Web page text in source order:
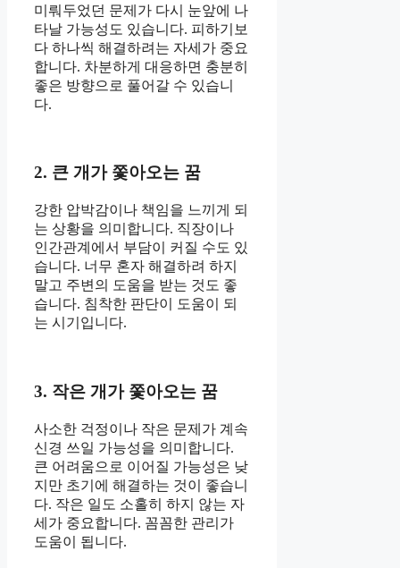
미뤄두었던 문제가 다시 눈앞에 나
타날 가능성도 있습니다. 피하기보
다 하나씩 해결하려는 자세가 중요
합니다. 차분하게 대응하면 충분히
좋은 방향으로 풀어갈 수 있습니
다.
2. 큰 개가 쫓아오는 꿈
강한 압박감이나 책임을 느끼게 되
는 상황을 의미합니다. 직장이나
인간관계에서 부담이 커질 수도 있
습니다. 너무 혼자 해결하려 하지
말고 주변의 도움을 받는 것도 좋
습니다. 침착한 판단이 도움이 되
는 시기입니다.
3. 작은 개가 쫓아오는 꿈
사소한 걱정이나 작은 문제가 계속
신경 쓰일 가능성을 의미합니다.
큰 어려움으로 이어질 가능성은 낮
지만 초기에 해결하는 것이 좋습니
다. 작은 일도 소홀히 하지 않는 자
세가 중요합니다. 꼼꼼한 관리가
도움이 됩니다.